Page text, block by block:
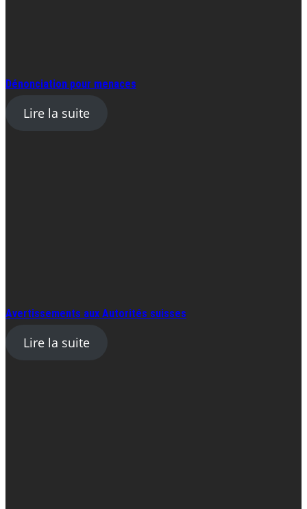
Dénonciation pour menaces
Lire la suite
Avertissements aux Autorités suisses
Lire la suite